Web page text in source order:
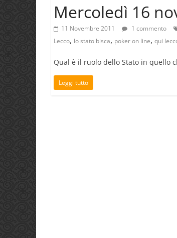
Mercoledì 16
11 Novembre 2011 1 commento
Lecco, lo stato bisca, poker on line, qui
Qual è il ruolo dello Stato in quello
Leggi tutto